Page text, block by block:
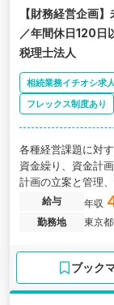
【財務経営企画
／年間休日120日
税理士法人
相続業務イチオシ求人
フレックス制度あり
各種経営課題に対
資金繰り、資金計
計画の立案と管理
給与 年収
勤務地
東京
ブック